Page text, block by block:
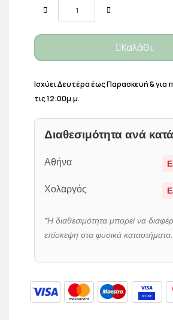
Καλάθι
Ισχύει Δευτέρα έως Παρασκευή & για
τις 12:00μ.μ.
Διαθεσιμότητα ανά
Αθήνα
Χολαργός
*Η διαθεσιμότητα μπορεί να
επίσκεψη στα φυσικά καταστήματα.